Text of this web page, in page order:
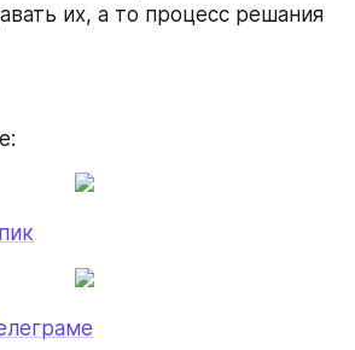
их, а то процесс решания